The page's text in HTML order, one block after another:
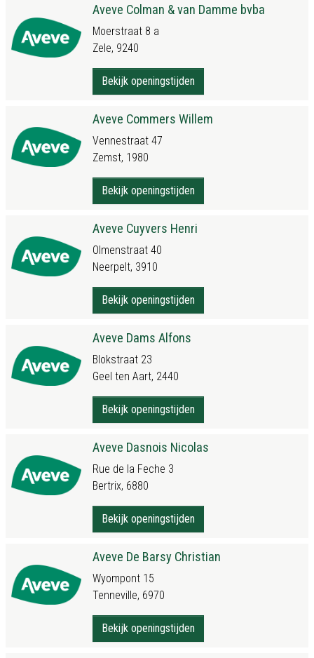
Aveve Colman & van Damme bvba
Moerstraat 8 a
Zele, 9240
Bekijk openingstijden
Aveve Commers Willem
Vennestraat 47
Zemst, 1980
Bekijk openingstijden
Aveve Cuyvers Henri
Olmenstraat 40
Neerpelt, 3910
Bekijk openingstijden
Aveve Dams Alfons
Blokstraat 23
Geel ten Aart, 2440
Bekijk openingstijden
Aveve Dasnois Nicolas
Rue de la Feche 3
Bertrix, 6880
Bekijk openingstijden
Aveve De Barsy Christian
Wyompont 15
Tenneville, 6970
Bekijk openingstijden